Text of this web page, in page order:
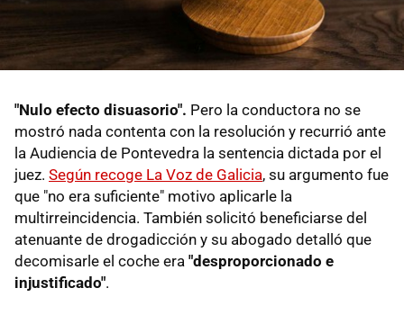
"Nulo efecto disuasorio". Pero la conductora no se
mostró nada contenta con la resolución y recurrió ante
la Audiencia de Pontevedra la sentencia dictada por el
juez. Según recoge La Voz de Galicia, su argumento fue
que "no era suficiente" motivo aplicarle la
multirreincidencia. También solicitó beneficiarse del
atenuante de drogadicción y su abogado detalló que
decomisarle el coche era "desproporcionado e
injustificado".